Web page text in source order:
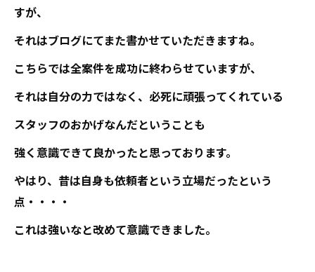
すが、
それはブログにてまた書かせていただきますね。
こちらでは全案件を成功に終わらせていますが、
それは自分の力ではなく、必死に頑張ってくれている
スタッフのおかげなんだということも
強く意識できて良かったと思っております。
やはり、昔は自身も依頼者という立場だったという
点・・・・
これは強いなと改めて意識できました。